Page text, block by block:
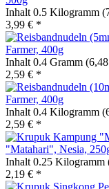
Inhalt 0.5 Kilogramm
3,99 € *
Farmer, 400g
Inhalt 0.4 Gramm
2,59 € *
Farmer, 400g
Inhalt 0.4 Kilogramm
2,59 € *
"Matahari", Nesia,
Inhalt 0.25 Kilogramm
2,19 € *